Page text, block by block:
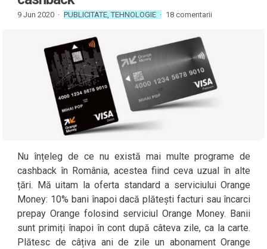
9 Jun 2020 · PUBLICITATE,TEHNOLOGIE · 18 comentarii
Nu înțeleg de ce nu există mai multe programe de
cashback în România, acestea fiind ceva uzual în alte
țări. Mă uitam la oferta standard a serviciului Orange
Money: 10% bani înapoi dacă plătești facturi sau încarci
prepay Orange folosind serviciul Orange Money. Banii
sunt primiți înapoi în cont după câteva zile, ca la carte.
Plătesc de câțiva ani de zile un abonament Orange